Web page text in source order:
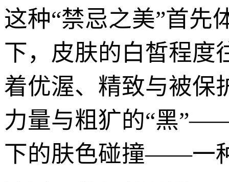
这种“禁忌之美”首先
下，皮肤的白皙程度
着优渥、精致与被保
力量与粗犷的“黑
下的肤色碰撞——一